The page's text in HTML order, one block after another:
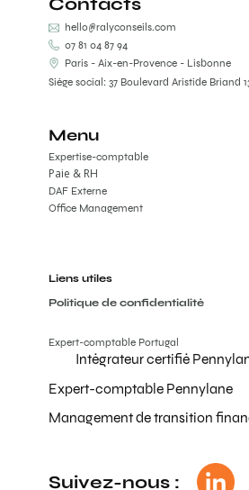
hello@ralyconseils.com
07 81 04 87 94
Paris - Aix-en-Provence - Lisbonne
Siège social: 37 Boulevard Aristide Briand
Menu
Expertise-comptable
DAF Externe
Office Management
Paie & RH
Liens utiles
Politique de confidentialité
Expert-comptable Portugal
Intégrateur certifié
Expert-comptable Pennylane
Management de transition
Suivez-nous :